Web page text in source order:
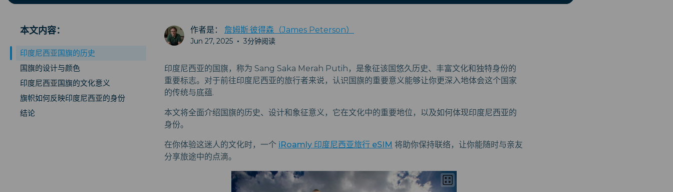
本文内容：
印度尼西亚国旗的历史
国旗的设计与颜色
印度尼西亚国旗的文化意义
旗帜如何反映印度尼西亚的身份
结论
作者是： 詹姆斯·彼得森（James Peterson）
Jun 27, 2025 • 3分钟阅读
印度尼西亚的国旗，称为 Sang Saka Merah Putih，是象征该国悠久历史、丰富文化和独特身份的
重要标志。对于前往印度尼西亚的旅行者来说，认识国旗的重要意义能够让你更深入地体会这个国家
的传统与底蕴.
本文将全面介绍国旗的历史、设计和象征意义，它在文化中的重要地位，以及如何体现印度尼西亚的
身份。
在你体验这迷人的文化时，一个 iRoamly 印度尼西亚旅行 eSIM 将助你保持联络，让你能随时与亲友
分享旅途中的点滴。